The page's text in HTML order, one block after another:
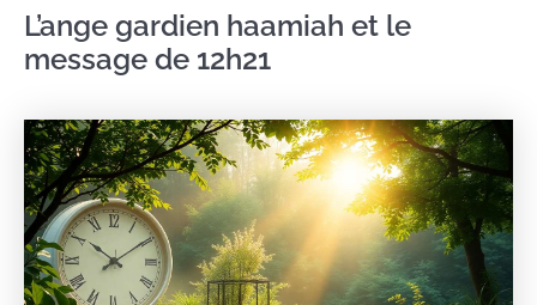
L’ange gardien haamiah et le
message de 12h21